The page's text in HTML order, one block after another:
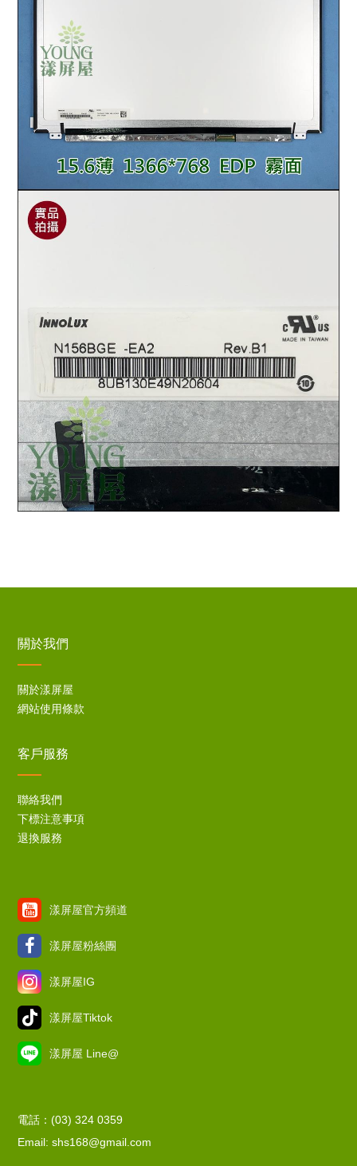
關於我們
關於漾屏屋
網站使用條款
客戶服務
聯絡我們
下標注意事項
退換服務
漾屏屋官方頻道
漾屏屋粉絲團
漾屏屋IG
漾屏屋Tiktok
漾屏屋 Line@
電話：(03) 324 0359
Email: shs168@gmail.com